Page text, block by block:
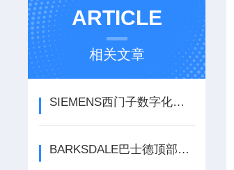
ARTICLE
相关文章
SIEMENS西门子数字化工业软件产品工程新版NX软件的亮点
BARKSDALE巴士德顶部安装液位开关UNS1000-BN18简介